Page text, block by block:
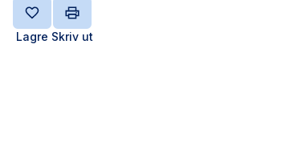
Lagre Skriv ut